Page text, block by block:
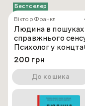
Бестселер
Віктор Франкл
Людина в пошуках
справжнього
Психолог у
200 грн
До кошика